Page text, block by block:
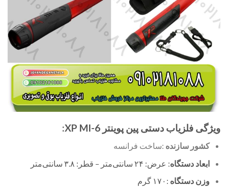
ویژگی فلزیاب دستی پین پوینتر XP MI-6:
کشور سازنده :ساخت فرانسه
ابعاد دستگاه: عرض: ۲۴ سانتی‌متر – قطر: ۳.۸ سانتی‌متر
وزن دستگاه :۱۷۰ گرم